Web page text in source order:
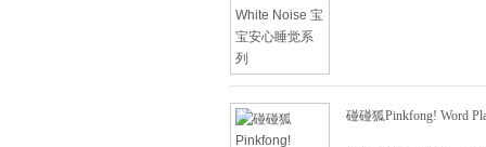
碰碰狐Pinkfong! Word